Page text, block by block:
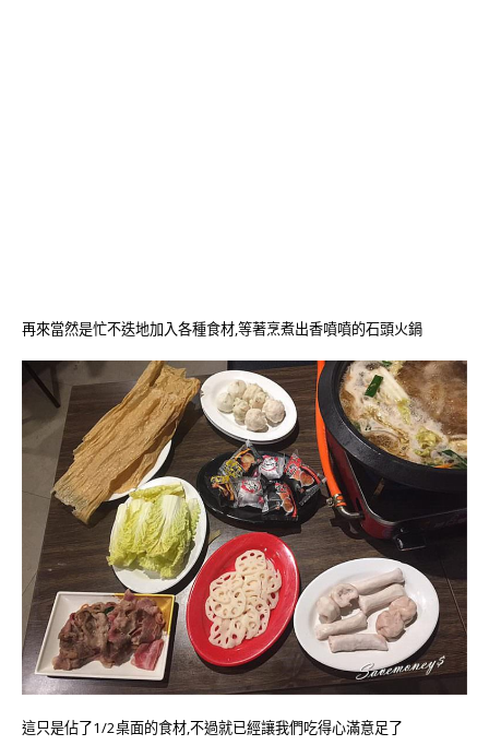
再來當然是忙不迭地加入各種食材,等著烹煮出香噴噴的石頭火鍋
這只是佔了1/2桌面的食材,不過就已經讓我們吃得心滿意足了